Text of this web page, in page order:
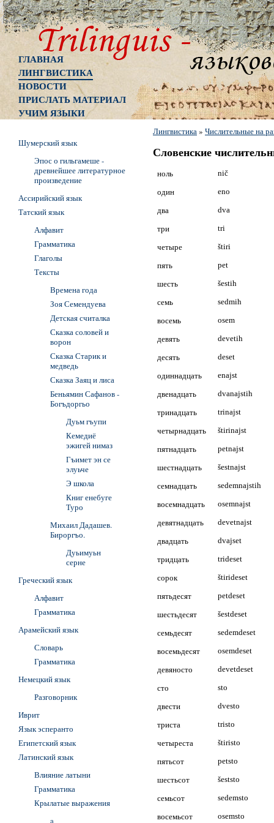
ГЛАВНАЯ
ЛИНГВИСТИКА
НОВОСТИ
ПРИСЛАТЬ МАТЕРИАЛ
УЧИМ ЯЗЫКИ
Лингвистика» Числительные на
Словенские
ноль nič
один eno
два dva
три tri
четыре štiri
пять pet
шесть šestih
семь sedmih
восемь osem
девять devetih
десять deset
одиннадцать enajst
двенадцать dvanajstih
тринадцать trinajst
четырнадцать štirinajst
пятнадцать petnajst
шестнадцать šestnajst
семнадцать sedemnajstih
восемнадцать osemnajst
девятнадцать devetnajst
двадцать dvajset
тридцать trideset
сорок štirideset
пятьдесят petdeset
шестьдесят šestdeset
семьдесят sedemdeset
восемьдесят osemdeset
девяносто devetdeset
сто sto
двести dvesto
триста tristo
четыреста štiristo
пятьсот petsto
шестьсот šeststo
семьсот sedemsto
восемьсот osemsto
Шумерский язык
Эпос о гильгамеше -
древнейшее литературное
произведение
Ассирийский язык
Татский язык
Алфавит
Грамматика
Глаголы
Тексты
Времена года
Зоя Семендуева
Детская считалка
Сказка соловей и
ворон
Сказка Старик и
медведь
Сказка Заяц и лиса
Беньямин Сафанов -
Богъдоргьо
Дуьм гъупи
Кемедиё
эжигей нимаз
Гъимет эн се
элуьче
Э школа
Книг енебуге
Туро
Михаил Дадашев.
Бироргъо.
Дуьимуьн
серне
Греческий язык
Алфавит
Грамматика
Арамейский язык
Словарь
Грамматика
Немецкий язык
Разговорник
Иврит
Язык эсперанто
Египетский язык
Латинский язык
Влияние латыни
Грамматика
Крылатые выражения
a